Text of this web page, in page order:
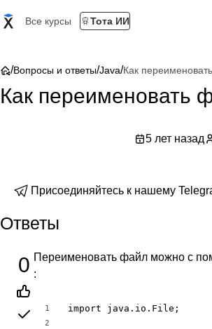
Все курсы Тота ИИ
/Вопросы и ответы/Java/Как
Как переименовать
5 лет назад
Присоединяйтесь к нашему
Ответы
0 Переименовать файл можно с
:
1
2
import java.io.File;